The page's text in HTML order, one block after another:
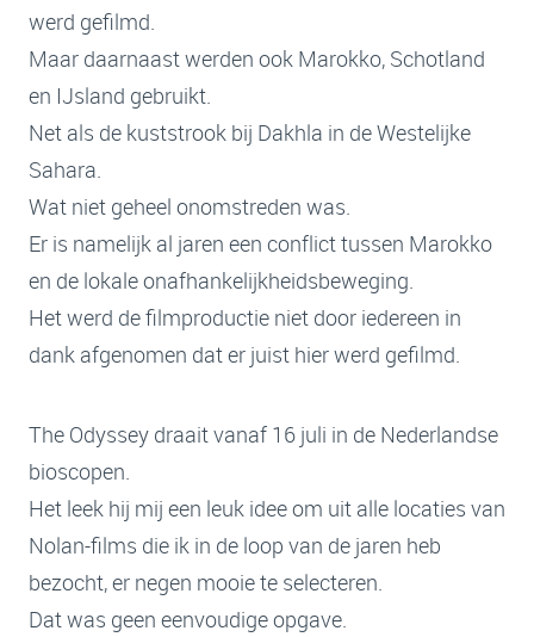
werd gefilmd.
Maar daarnaast werden ook Marokko, Schotland
en IJsland gebruikt.
Net als de kuststrook bij Dakhla in de Westelijke
Sahara.
Wat niet geheel onomstreden was.
Er is namelijk al jaren een conflict tussen Marokko
en de lokale onafhankelijkheidsbeweging.
Het werd de filmproductie niet door iedereen in
dank afgenomen dat er juist hier werd gefilmd.
The Odyssey draait vanaf 16 juli in de Nederlandse
bioscopen.
Het leek hij mij een leuk idee om uit alle locaties van
Nolan-films die ik in de loop van de jaren heb
bezocht, er negen mooie te selecteren.
Dat was geen eenvoudige opgave.